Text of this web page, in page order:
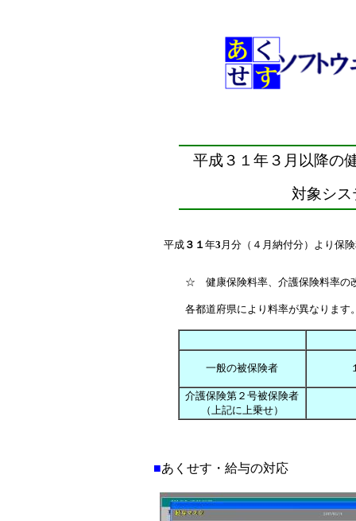
平成３１年３月以降の
対象シ
平成 ３１年3 月分（４月納付分）より保
☆ 健康保険料率、介護保険料率の
各都道府県により料率が異なりま
一般の被保険者
介護保険第２号被保険者
（上記に上乗せ）
■あくせす・給与の対応